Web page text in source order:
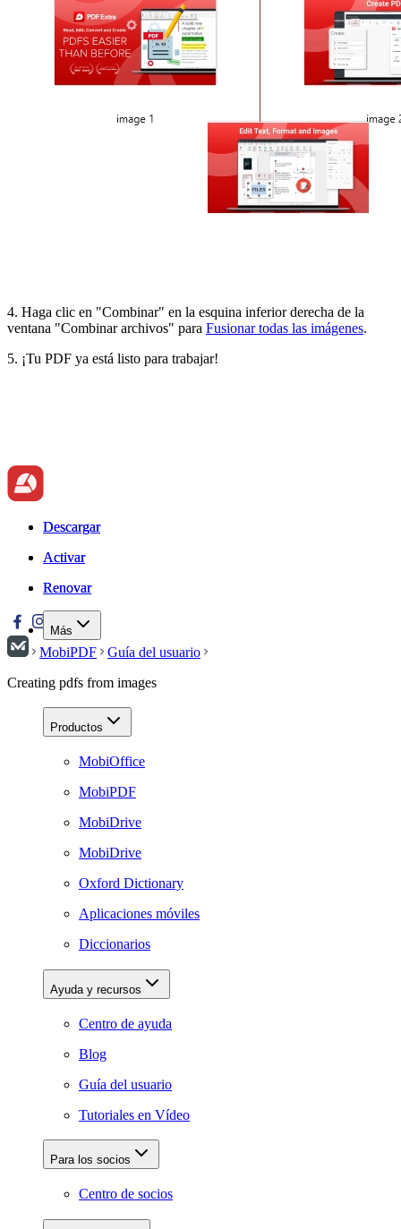
4. Haga clic en "Combinar" en la esquina inferior derecha de la
ventana "Combinar archivos" para Fusionar todas las imágenes.
5. ¡Tu PDF ya está listo para trabajar!
Descargar
Activar
Renovar
Más
Descargar
Activar
Renovar
MobiPDF
Guía del usuario
Creating pdfs from images
Productos
MobiOffice
MobiPDF
MobiDrive
MobiDrive
Oxford Dictionary
Aplicaciones móviles
Diccionarios
Ayuda y recursos
Centro de ayuda
Blog
Guía del usuario
Tutoriales en Vídeo
Para los socios
Centro de socios